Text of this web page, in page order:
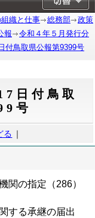
組織と仕事 総務部
政策
報
令和４年５月発行分
付鳥取県公報第9399号
日付鳥取
号
る ｜
関の指定（286）
する承継の届出